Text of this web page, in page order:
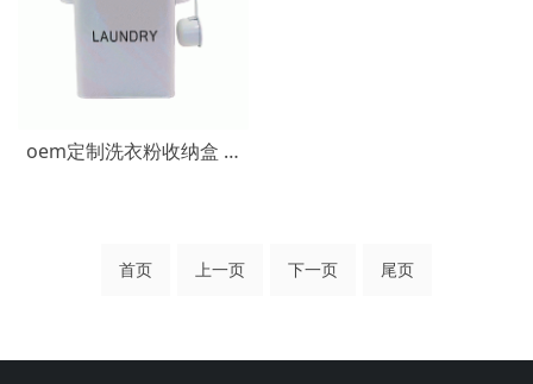
oem定制洗衣粉收纳盒 含勺子碱粉储存盒 镀锌铁金属洗衣粉收纳桶
首页 上一页 下一页 尾页